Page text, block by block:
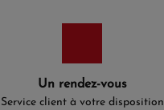
Un rendez-vous
Service client à votre disposition